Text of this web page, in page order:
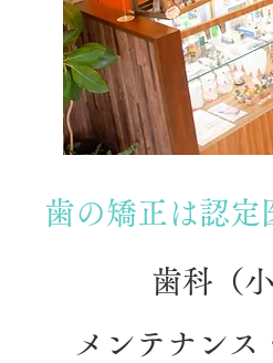
歯の矯正は認定
歯科（
メンテナン